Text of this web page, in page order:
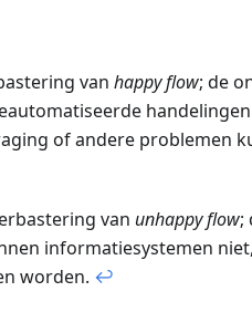
van happy flow; de
of andere problemen
van unhappy flow;
informatiesystemen
worden. ↩